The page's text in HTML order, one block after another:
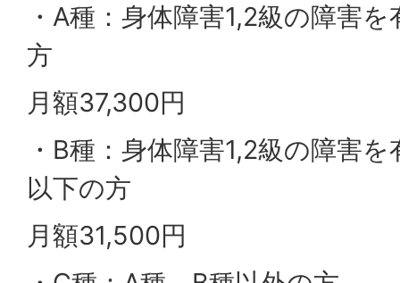
・A種：身体障害1,2級の障害
方
月額37,300円
・B種：身体障害1,2級の障害
以下の方
月額31,500円